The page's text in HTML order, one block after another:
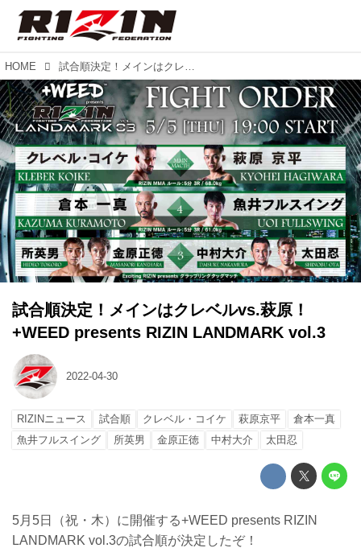
HOME 試合順決定！メインはクレベルvs.萩原！+WEED presents RIZIN LANDMARK vol.3
試合順決定！メインはクレベルvs.萩原！
+WEED presents RIZIN LANDMARK vol.3
2022-04-30
RIZINニュース 試合順 クレベル・コイケ 萩原京平
倉本一真
魚井フルスイング
所英男 金原正徳 中村大介 太田忍
5月5日（祝・木）に開催する+WEED presents RIZIN
LANDMARK vol.3の試合順が決定したぞ！